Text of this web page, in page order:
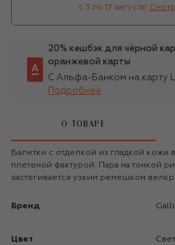
с 3 по 17 августа!
20% кешбэк для чёрной
оранжевой карты
С Альфа-Банком на карту
Подробнее
О ТОВАРЕ
Балетки с отделкой из гладкой кожи
плетеной фактурой. Пара на тонкой
застегивается узким ремешком
Бренд
Цвет